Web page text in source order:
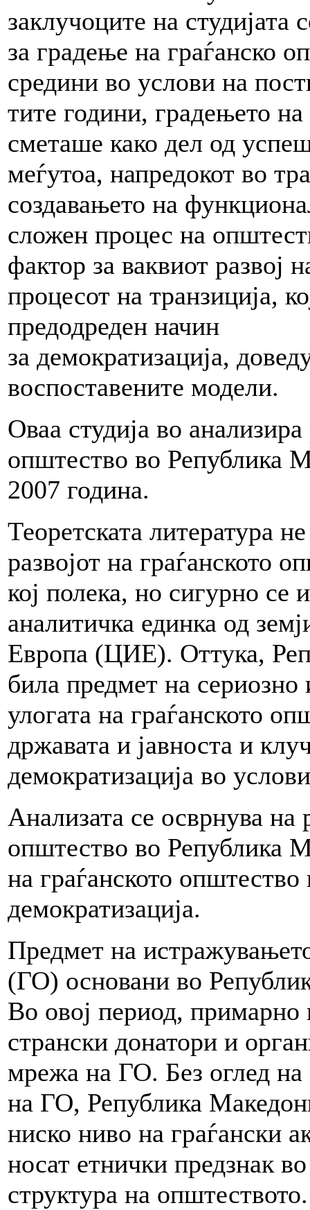
заклучоците на студијата
за градење на граѓанско
средини во услови на
тите години, градењето
сметаше како дел од
меѓутоа, напредокот во
создавањето на
сложен процес на
фактор за ваквиот развој
процесот на транзиција,
предодреден начин
за демократизација,
воспоставените модели.
Оваа студија во анализира
општество во Република
2007 година.
Теоретската литература
развојот на граѓанското
кој полека, но сигурно се
аналитичка единка од
Европа (ЦИЕ). Оттука,
била предмет на
улогата на граѓанското
државата и јавноста и
демократизација во
Анализата се осврнува на
општество во Република
на граѓанското
демократизација.
Предмет на
(ГО) основани во
Во овој период, примарно
странски донатори и
мрежа на ГО. Без оглед на
на ГО, Република
ниско ниво на граѓански
носат етнички предзнак
структура на општеството.